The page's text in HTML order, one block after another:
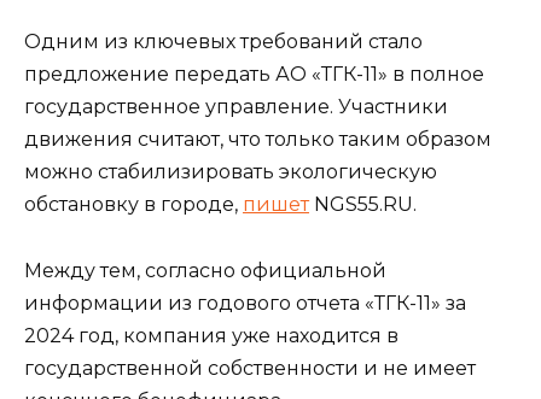
Одним из ключевых требований стало
предложение передать АО «ТГК-11» в полное
государственное управление. Участники
движения считают, что только таким образом
можно стабилизировать экологическую
обстановку в городе, пишетNGS55.RU.
Между тем, согласно официальной
информации из годового отчета «ТГК-11» за
2024 год, компания уже находится в
государственной собственности и не имеет